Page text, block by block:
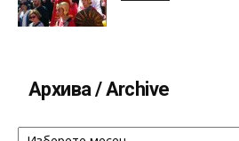
Архива / Archive
Архива